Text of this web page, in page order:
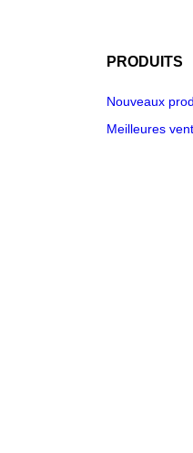
PRODUITS
Nouveaux
Meilleures